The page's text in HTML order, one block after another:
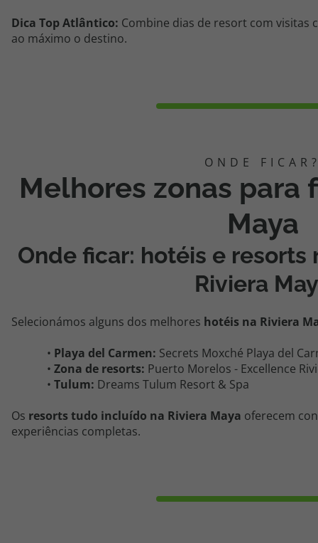
Dica Top Atlântico: Combine dias de resort com
ao máximo o destino.
Melhores zonas para
Maya
Onde ficar: hotéis e resorts
Riviera
Selecionámos alguns dos melhores hotéis na Riviera
• Playa del Carmen: Secrets Moxché Playa del
• Zona de resorts: Puerto Morelos - Excellence
• Tulum: Dreams Tulum Resort & Spa
Os resorts tudo incluído na Riviera Maya oferecem
experiências completas.